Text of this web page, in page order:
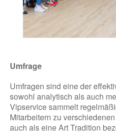
Umfrage
Umfragen sind eine der
sowohl analytisch als auch
Vipservice sammelt
Mitarbeitern zu
auch als eine Art Tradition